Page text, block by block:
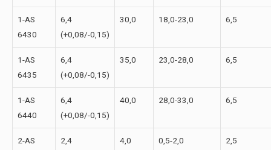
1-АS
6430
6,4
(+0,08/-0,15)
30,0 18,0-23,0 6,5
1-АS
6435
6,4
(+0,08/-0,15)
35,0 23,0-28,0 6,5
1-АS
6440
6,4
(+0,08/-0,15)
40,0 28,0-33,0 6,5
2-АS
2,4
4,0 0,5-2,0 2,5